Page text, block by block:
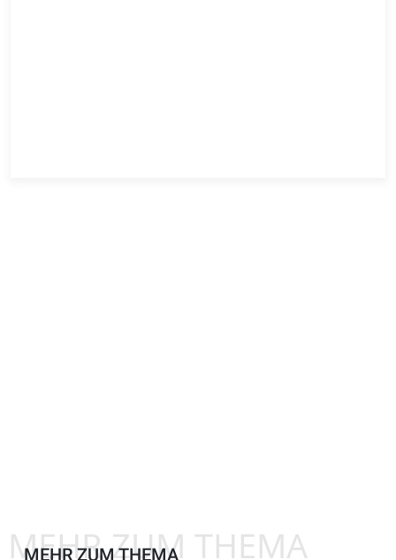
MEHR ZUM THEMA
MEHR ZUM THEMA